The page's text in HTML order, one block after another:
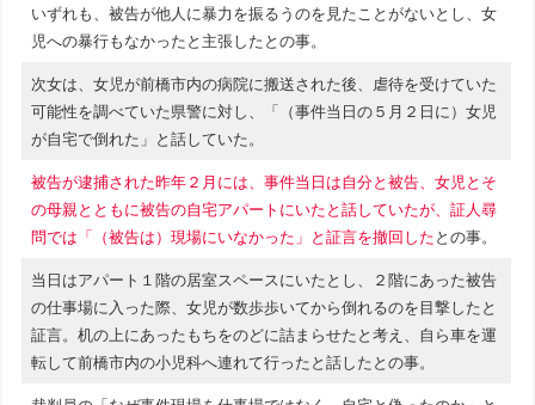
いずれも、被告が他人に暴力を振るうのを見たことがないとし、女
児への暴行もなかったと主張したとの事。
次女は、女児が前橋市内の病院に搬送された後、虐待を受けていた
可能性を調べていた県警に対し、「（事件当日の５月２日に）女児
が自宅で倒れた」と話していた。
被告が逮捕された昨年２月には、事件当日は自分と被告、女児とそ
の母親とともに被告の自宅アパートにいたと話していたが、証人尋
問では「（被告は）現場にいなかった」と証言を撤回した との事。
当日はアパート１階の居室スペースにいたとし、２階にあった被告
の仕事場に入った際、女児が数歩歩いてから倒れるのを目撃したと
証言。机の上にあったもちをのどに詰まらせたと考え、自ら車を運
転して前橋市内の小児科へ連れて行ったと話したとの事。